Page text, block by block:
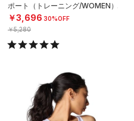
ポート（トレーニング/WOMEN）
￥3,696 30%OFF
￥5,280